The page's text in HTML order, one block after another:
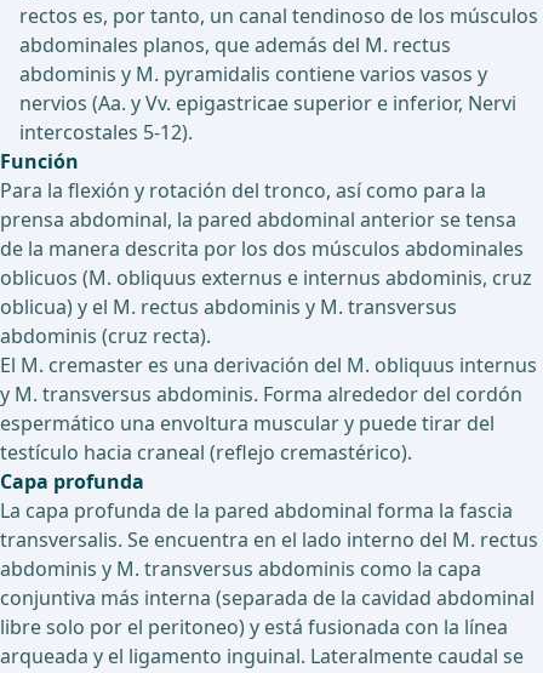
rectos es, por tanto, un canal tendinoso de los músculos
abdominales planos, que además del M. rectus
abdominis y M. pyramidalis contiene varios vasos y
nervios (Aa. y Vv. epigastricae superior e inferior, Nervi
intercostales 5-12).
Función
Para la flexión y rotación del tronco, así como para la
prensa abdominal, la pared abdominal anterior se tensa
de la manera descrita por los dos músculos abdominales
oblicuos (M. obliquus externus e internus abdominis, cruz
oblicua) y el M. rectus abdominis y M. transversus
abdominis (cruz recta).
El M. cremaster es una derivación del M. obliquus internus
y M. transversus abdominis. Forma alrededor del cordón
espermático una envoltura muscular y puede tirar del
testículo hacia craneal (reflejo cremastérico).
Capa profunda
La capa profunda de la pared abdominal forma la fascia
transversalis. Se encuentra en el lado interno del M. rectus
abdominis y M. transversus abdominis como la capa
conjuntiva más interna (separada de la cavidad abdominal
libre solo por el peritoneo) y está fusionada con la línea
arqueada y el ligamento inguinal. Lateralmente caudal se